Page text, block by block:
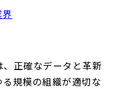
正確なデータと革新
規模の組織が適切な